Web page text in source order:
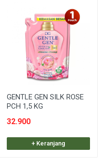
GENTLE GEN SILK ROSE
PCH 1,5 KG
32.900
+ Keranjang